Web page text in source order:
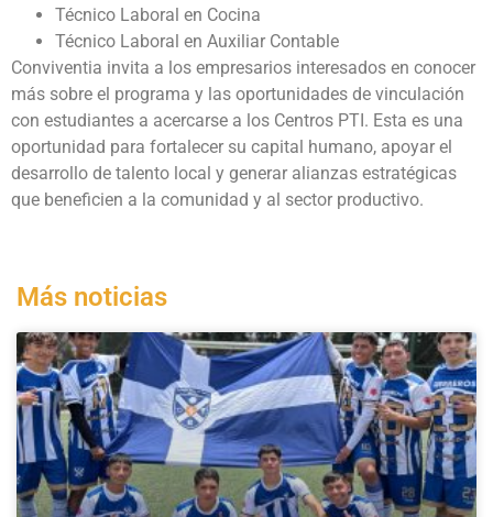
Técnico Laboral en Cocina
Técnico Laboral en Auxiliar Contable
Conviventia invita a los empresarios interesados en conocer
más sobre el programa y las oportunidades de vinculación
con estudiantes a acercarse a los Centros PTI. Esta es una
oportunidad para fortalecer su capital humano, apoyar el
desarrollo de talento local y generar alianzas estratégicas
que beneficien a la comunidad y al sector productivo.
Más noticias